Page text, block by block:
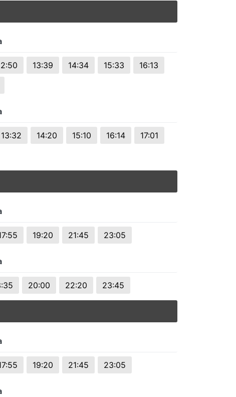
13:39 14:34 15:33
16:13
13:32 14:20 15:10 16:14
17:01
19:20 21:45 23:05
20:00 22:20 23:45
19:20 21:45 23:05